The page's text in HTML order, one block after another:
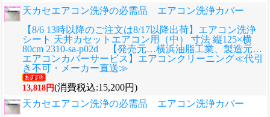
天カセエアコン洗浄の必需品 エアコン洗浄カバー
【8/6 13時以降のご注文は8/17以降出荷】エアコン洗浄
シート 天井カセットエアコン用（中） 寸法 縦125×横
80cm 2310-sa-p02d 【発売元…横浜油脂工業、製造元…
エアコンカバーサービス】エアコンクリーニング≪代引
き不可・メーカー直送≫
13,818円(消費税込:15,200円)
天カセエアコン洗浄の必需品 エアコン洗浄カバー